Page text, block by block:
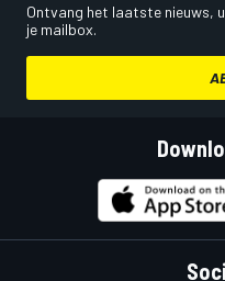
Ontvang het laatste nieuws,
je mailbox.